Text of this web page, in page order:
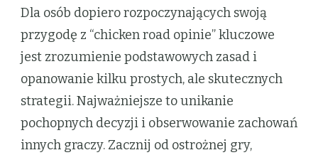
Dla osób dopiero rozpoczynających swoją
przygodę z “chicken road opinie” kluczowe
jest zrozumienie podstawowych zasad i
opanowanie kilku prostych, ale skutecznych
strategii. Najważniejsze to unikanie
pochopnych decyzji i obserwowanie zachowań
innych graczy. Zacznij od ostrożnej gry,